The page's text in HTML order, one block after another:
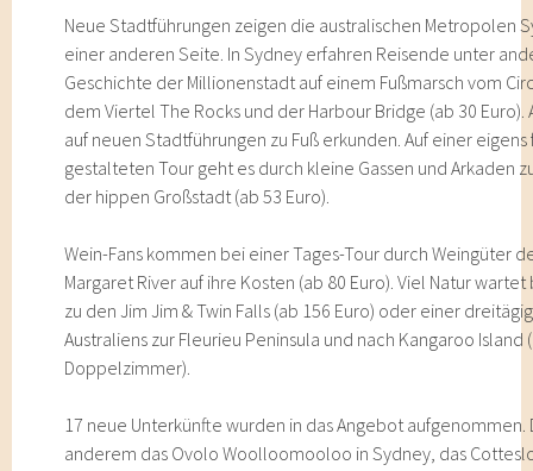
Neue Stadtführungen zeigen die australischen Metropolen
einer anderen Seite. In Sydney erfahren Reisende unter
Geschichte der Millionenstadt auf einem Fußmarsch vom
dem Viertel The Rocks und der Harbour Bridge (ab 30 Euro).
auf neuen Stadtführungen zu Fuß erkunden. Auf einer
gestalteten Tour geht es durch kleine Gassen und Arkaden
der hippen Großstadt (ab 53 Euro).
Wein-Fans kommen bei einer Tages-Tour durch Weingüter
Margaret River auf ihre Kosten (ab 80 Euro). Viel Natur
zu den Jim Jim & Twin Falls (ab 156 Euro) oder einer
Australiens zur Fleurieu Peninsula und nach Kangaroo Island
Doppelzimmer).
17 neue Unterkünfte wurden in das Angebot aufgenommen.
anderem das Ovolo Woolloomooloo in Sydney, das